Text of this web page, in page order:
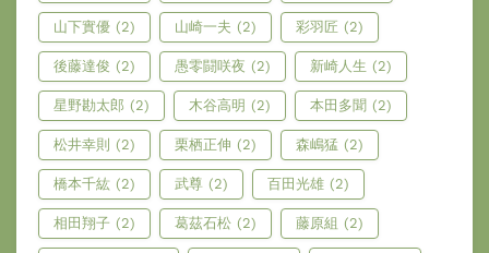
山下實優 (2) 山崎一夫 (2) 彩羽匠 (2)
後藤達俊 (2) 愚零闘咲夜 (2) 新崎人生 (2)
星野勘太郎 (2) 木谷高明 (2) 本田多聞 (2)
松井幸則 (2) 栗栖正伸 (2) 森嶋猛 (2)
橋本千紘 (2) 武尊 (2) 百田光雄 (2)
相田翔子 (2) 葛茲石松 (2) 藤原組 (2)